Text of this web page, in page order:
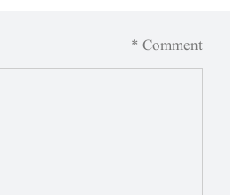
Comment *